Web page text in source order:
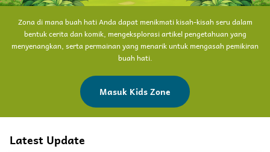
Zona di mana buah hati Anda dapat menikmati kisah-kisah seru dalam
bentuk cerita dan komik, mengeksplorasi artikel pengetahuan yang
menyenangkan, serta permainan yang menarik untuk mengasah pemikiran
buah hati.
Masuk Kids Zone
Latest Update